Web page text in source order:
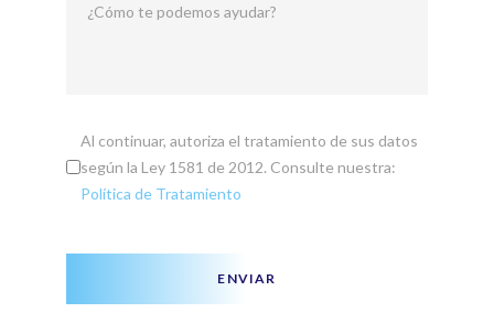
¿Cómo te podemos ayudar?
Al continuar, autoriza el tratamiento de sus datos
según la Ley 1581 de 2012. Consulte nuestra:
Política de Tratamiento
ENVIAR